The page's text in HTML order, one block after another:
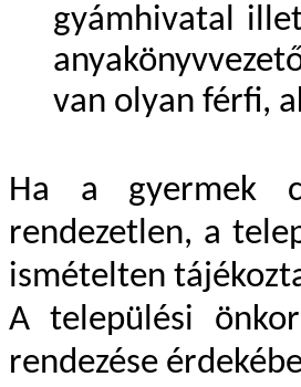
gyámhivatal
van olyan férfi,
Ha a gyermek
rendezetlen, a
ismételten
A települési
rendezése